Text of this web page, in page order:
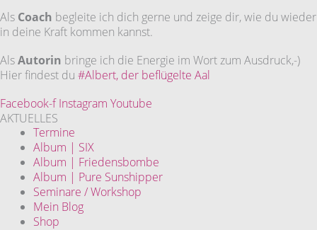
Als Coach begleite ich dich gerne und zeige dir, wie du wieder
in deine Kraft kommen kannst.
AlsAutorin bringe ich die Energie im Wort zum Ausdruck,-)
Hier findest du #Albert, der beflügelte Aal
Facebook-f Instagram Youtube
AKTUELLES
Termine
Album | SIX
Album | Friedensbombe
Album | Pure Sunshipper
Seminare / Workshop
Mein Blog
Shop